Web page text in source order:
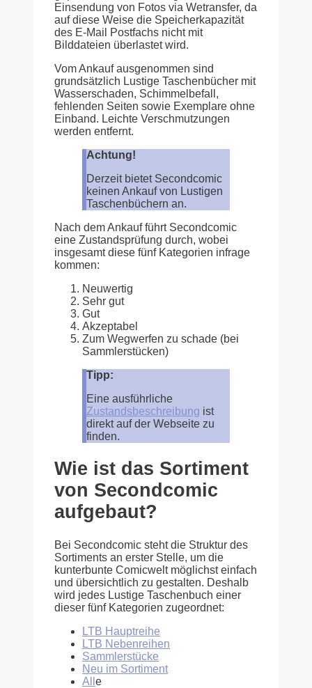
Einsendung von Fotos via Wetransfer, da
auf diese Weise die Speicherkapazität
des E-Mail Postfachs nicht mit
Bilddateien überlastet wird.
Vom Ankauf ausgenommen sind
grundsätzlich Lustige Taschenbücher mit
Wasserschaden, Schimmelbefall,
fehlenden Seiten sowie Exemplare ohne
Einband. Leichte Verschmutzungen
werden entfernt.
Achtung!
Derzeit bietet Secondcomic
keinen Ankauf von Lustigen
Taschenbüchern an.
Nach dem Ankauf führt Secondcomic
eine Zustandsprüfung durch, wobei
insgesamt diese fünf Kategorien infrage
kommen:
Neuwertig
Sehr gut
Gut
Akzeptabel
Zum Wegwerfen zu schade (bei
Sammlerstücken)
Tipp:
Eine ausführliche
Zustandsbeschreibung ist
direkt auf der Webseite zu
finden.
Wie ist das Sortiment
von Secondcomic
aufgebaut?
Bei Secondcomic steht die Struktur des
Sortiments an erster Stelle, um die
kunterbunte Comicwelt möglichst einfach
und übersichtlich zu gestalten. Deshalb
wird jedes Lustige Taschenbuch einer
dieser fünf Kategorien zugeordnet:
LTB Hauptreihe
LTB Nebenreihen
Sammlerstücke
Neu im Sortiment
All e